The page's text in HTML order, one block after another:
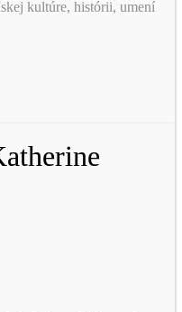
kultúre, histórii, umení